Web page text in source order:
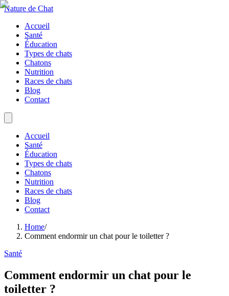
Nature de Chat
Accueil
Santé
Éducation
Types de chats
Chatons
Nutrition
Races de chats
Blog
Contact
Accueil
Santé
Éducation
Types de chats
Chatons
Nutrition
Races de chats
Blog
Contact
Home/
Comment endormir un chat pour le toiletter ?
Santé
Comment endormir un chat pour le
toiletter ?